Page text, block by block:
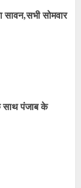
सोमवार
साथ पंजाब के